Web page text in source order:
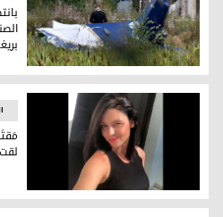
آثار الطائرة المحطّمة (فرانس
كريستينا راسبوبوفا